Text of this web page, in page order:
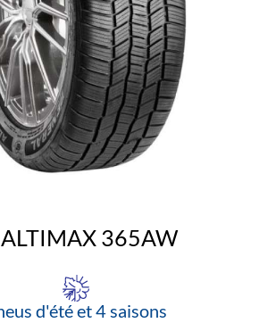
365AW
d'été et 4 saisons